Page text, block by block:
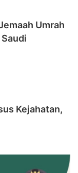
Umrah
Kejahatan,